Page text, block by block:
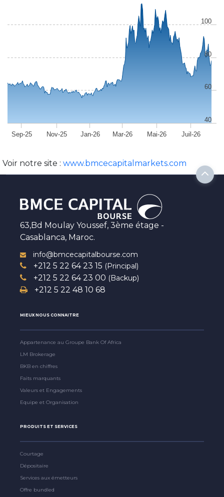
Sep-25 Nov-25 Jan-26 Mar-26 Mai-26 Juil-26
40
60
80
100
Voir notre site : www.bmcecapitalmarkets.com
63,Bd Moulay Youssef, 3ème étage -
Casablanca, Maroc.
info@bmcecapitalbourse.com
+212 5 22 64 23 15 (Principal)
+212 5 22 64 23 00 (Backup)
+212 5 22 48 10 68
MIEUX NOUS CONNAITRE
Appartenance au Groupe Bank Of Africa
LM Brokerage
BKB en chiffres
Faits marquants
Valeurs et Engagements
Equipe et Organisation
PRODUITS ET SERVICES
Courtage
Dépositaire
Services aux émetteurs
Offre bundled